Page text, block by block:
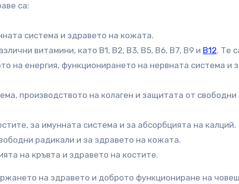
са:
система и здравето на кожата.
витамини, като B1, B2, B3, B5, B6, B7, B9 и B12. Те
на енергия, функционирането на нервната система и
производството на колаген и защитата от свободни
за имунната система и за абсорбцията на калций.
радикали и за здравето на кожата.
на кръвта и здравето на костите.
на здравето и доброто функциониране на